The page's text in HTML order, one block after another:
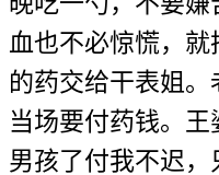
血也不必惊慌，
的药交给干表姐。
当场要付药钱。
男孩了付我不迟